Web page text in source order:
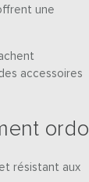
une
accessoires
ordo
résistant aux